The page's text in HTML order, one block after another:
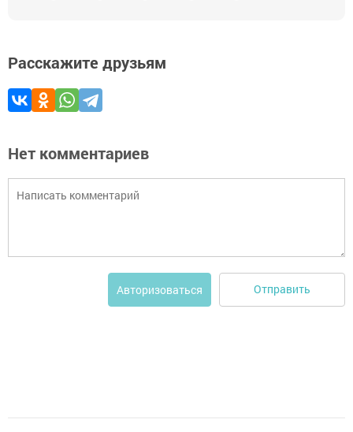
Расскажите друзьям
Нет комментариев
Авторизоваться Отправить